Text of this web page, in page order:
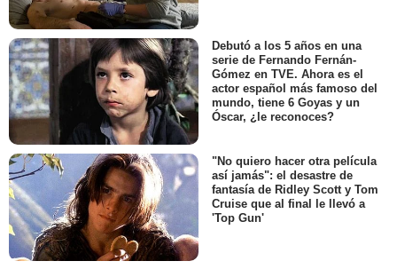
Debutó a los 5 años en una
serie de Fernando Fernán-
Gómez en TVE. Ahora es el
actor español más famoso del
mundo, tiene 6 Goyas y un
Óscar, ¿le reconoces?
"No quiero hacer otra película
así jamás": el desastre de
fantasía de Ridley Scott y Tom
Cruise que al final le llevó a
'Top Gun'